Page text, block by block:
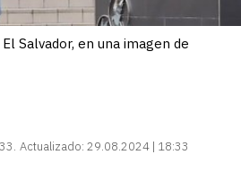
Salvador, en una imagen de
Actualizado: 29.08.2024 | 18:33